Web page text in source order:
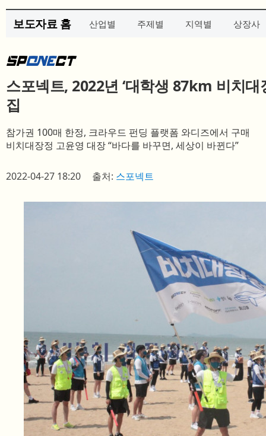
보도자료 홈 산업별 주제별 지역별 상장사
스포넥트, 2022년 ‘대학생 87km 비치대
집
참가권 100매 한정, 크라우드 펀딩 플랫폼 와디즈에서 구매
비치대장정 고윤영 대장 “바다를 바꾸면, 세상이 바뀐다”
2022-04-27 18:20 출처: 스포넥트